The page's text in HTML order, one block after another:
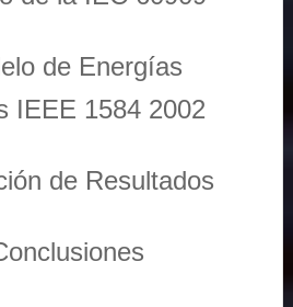
de Energías
IEEE 1584 2002
de Resultados